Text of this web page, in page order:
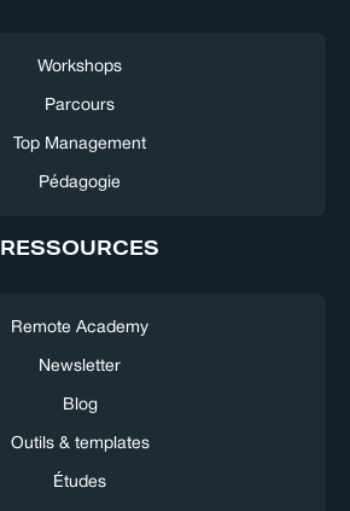
Workshops
Parcours
Top Management
Pédagogie
RESSOURCES
Remote Academy
Newsletter
Blog
Outils & templates
Études